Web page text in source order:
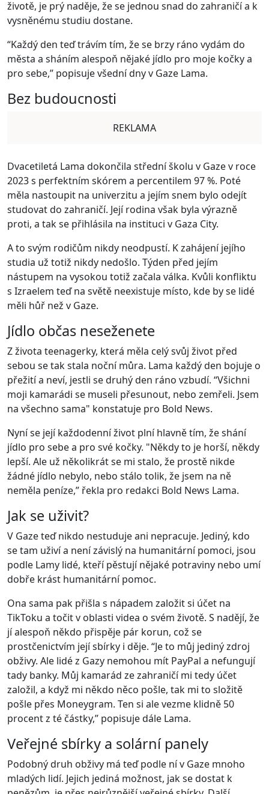
životě, je prý naděje, že se jednou snad do zahraničí a k
vysněnému studiu dostane.
“Každý den teď trávím tím, že se brzy ráno vydám do
města a sháním alespoň nějaké jídlo pro moje kočky a
pro sebe,” popisuje všední dny v Gaze Lama.
Bez budoucnosti
REKLAMA
Dvacetiletá Lama dokončila střední školu v Gaze v roce
2023 s perfektním skórem a percentilem 97 %. Poté
měla nastoupit na univerzitu a jejím snem bylo odejít
studovat do zahraničí. Její rodina však byla výrazně
proti, a tak se přihlásila na instituci v Gaza City.
A to svým rodičům nikdy neodpustí. K zahájení jejího
studia už totiž nikdy nedošlo. Týden před jejím
nástupem na vysokou totiž začala válka. Kvůli konfliktu
s Izraelem teď na světě neexistuje místo, kde by se lidé
měli hůř než v Gaze.
Jídlo občas neseženete
Z života teenagerky, která měla celý svůj život před
sebou se tak stala noční můra. Lama každý den bojuje o
přežití a neví, jestli se druhý den ráno vzbudí. “Všichni
moji kamarádi se museli přesunout, nebo zemřeli. Jsem
na všechno sama" konstatuje pro Bold News.
Nyní se její každodenní život plní hlavně tím, že shání
jídlo pro sebe a pro své kočky. "Někdy to je horší, někdy
lepší. Ale už několikrát se mi stalo, že prostě nikde
žádné jídlo nebylo, nebo stálo tolik, že jsem na ně
neměla peníze,” řekla pro redakci Bold News Lama.
Jak se uživit?
V Gaze teď nikdo nestuduje ani nepracuje. Jediný, kdo
se tam uživí a není závislý na humanitární pomoci, jsou
podle Lamy lidé, kteří pěstují nějaké potraviny nebo umí
dobře krást humanitární pomoc.
Ona sama pak přišla s nápadem založit si účet na
TikToku a točit v oblasti videa o svém životě. S nadějí, že
jí alespoň někdo přispěje pár korun, což se
prostčenictvím její sbírky i děje. “Je to můj jediný zdroj
obživy. Ale lidé z Gazy nemohou mít PayPal a nefungují
tady banky. Můj kamarád ze zahraničí mi tedy účet
založil, a když mi někdo něco pošle, tak mi to složitě
pošle přes Moneygram. Ten si ale vezme klidně 50
procent z té částky,” popisuje dále Lama.
Veřejné sbírky a solární panely
Podobný druh obživy má teď podle ní v Gaze mnoho
mladých lidí. Jejich jediná možnost, jak se dostat k